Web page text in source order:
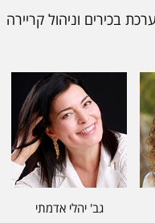
גב' יהלי אדמתי